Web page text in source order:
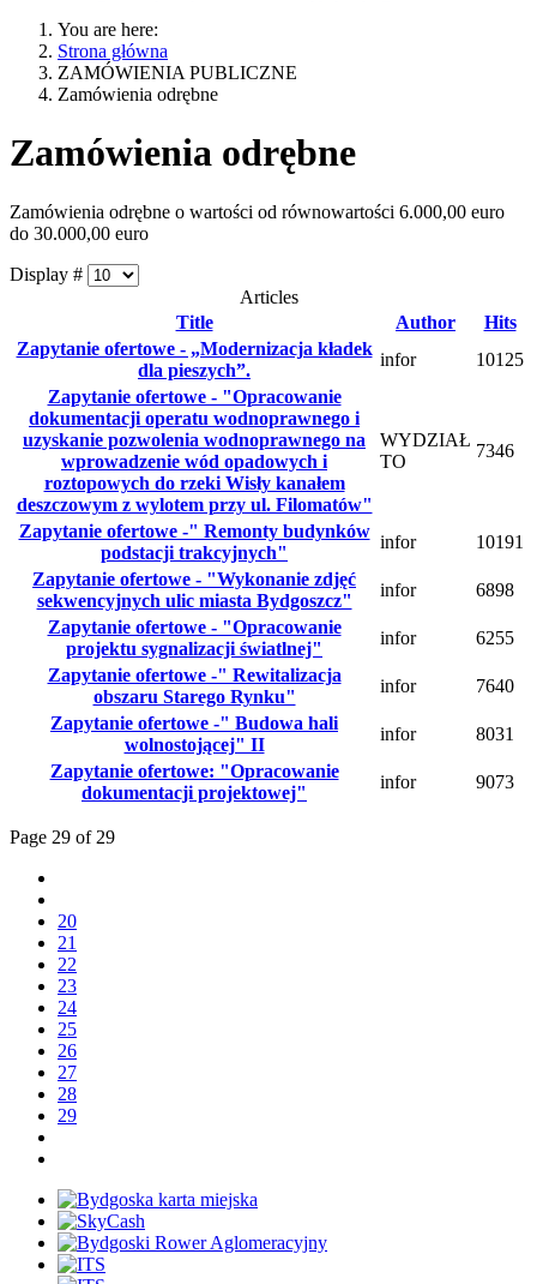
You are here:
Strona główna
ZAMÓWIENIA PUBLICZNE
Zamówienia odrębne
Zamówienia odrębne
Zamówienia odrębne o wartości od równowartości 6.000,00 euro
do 30.000,00 euro
Display #
Articles
Title
Author
Hits
Zapytanie ofertowe - „Modernizacja kładek
dla pieszych”.
infor
10125
Zapytanie ofertowe - "Opracowanie
dokumentacji operatu wodnoprawnego i
uzyskanie pozwolenia wodnoprawnego na
wprowadzenie wód opadowych i
roztopowych do rzeki Wisły kanałem
deszczowym z wylotem przy ul. Filomatów"
WYDZIAŁ
TO
7346
Zapytanie ofertowe -" Remonty budynków
podstacji trakcyjnych"
infor
10191
Zapytanie ofertowe - "Wykonanie zdjęć
sekwencyjnych ulic miasta Bydgoszcz"
infor
6898
Zapytanie ofertowe - "Opracowanie
projektu sygnalizacji światlnej"
infor
6255
Zapytanie ofertowe -" Rewitalizacja
obszaru Starego Rynku"
infor
7640
Zapytanie ofertowe -" Budowa hali
wolnostojącej" II
infor
8031
Zapytanie ofertowe: "Opracowanie
dokumentacji projektowej"
infor 9073
Page 29 of 29
20
21
22
23
24
25
26
27
28
29